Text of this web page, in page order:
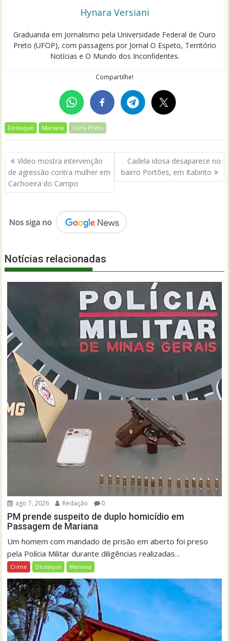
Hynara Versiani
Graduanda em Jornalismo pela Universidade Federal de Ouro
Preto (UFOP), com passagens por Jornal O Espeto, Território
Notícias e O Mundo dos Inconfidentes.
Compartilhe!
Destaque Mariana Ouro Preto
Navegação
de
Post
Vídeo mostra intervenção
de agressão contra mulher em
Cachoeira do Campo
Cadela idosa desaparece no
bairro Portões, em Itabirito
Notícias relacionadas
ago 7, 2026 Redação 0
PM prende suspeito de duplo homicídio em
Passagem de Mariana
Um homem com mandado de prisão em aberto foi preso
pela Polícia Militar durante diligências realizadas...
Crime Destaque Mariana